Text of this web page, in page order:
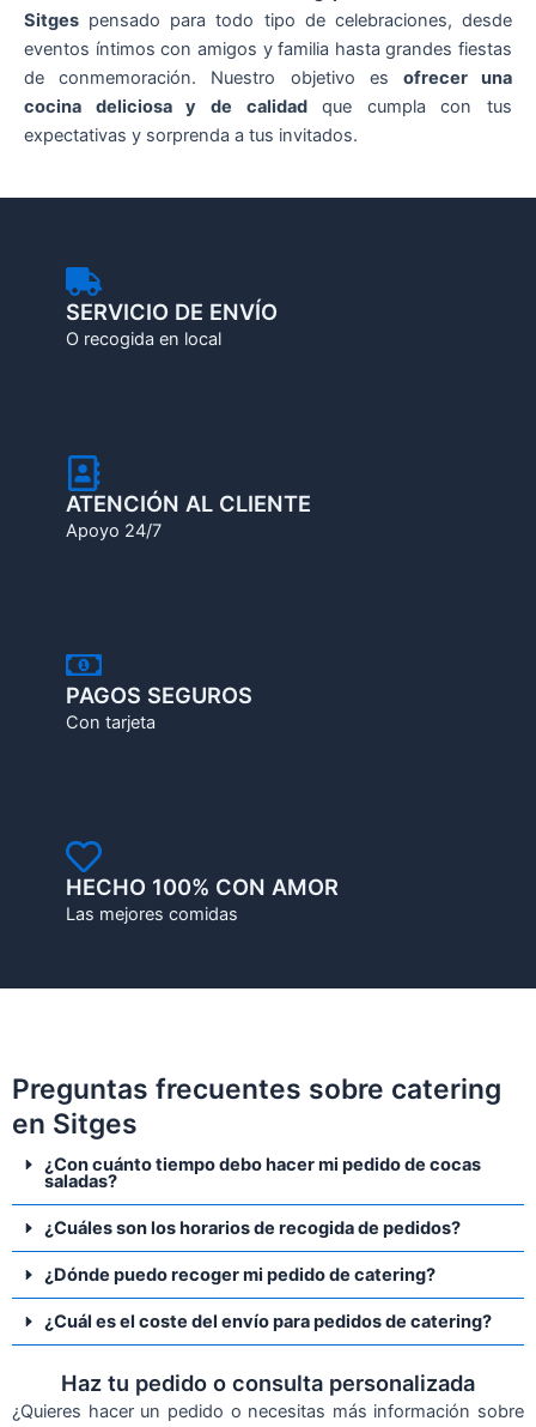
Sitges pensado para todo tipo de celebraciones, desde
eventos íntimos con amigos y familia hasta grandes fiestas
de conmemoración. Nuestro objetivo es ofrecer una
cocina deliciosa y de calidadque cumpla con tus
expectativas y sorprenda a tus invitados.
SERVICIO DE ENVÍO
O recogida en local
ATENCIÓN AL CLIENTE
Apoyo 24/7
PAGOS SEGUROS
Con tarjeta
HECHO 100% CON AMOR
Las mejores comidas
Preguntas frecuentes sobre catering
en Sitges
¿Con cuánto tiempo debo hacer mi pedido de cocas
saladas?
¿Cuáles son los horarios de recogida de pedidos?
¿Dónde puedo recoger mi pedido de catering?
¿Cuál es el coste del envío para pedidos de catering?
Haz tu pedido o consulta personalizada
¿Quieres hacer un pedido o necesitas más información sobre